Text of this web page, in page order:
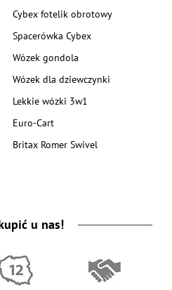
Cybex fotelik obrotowy
Spacerówka Cybex
Wózek gondola
Wózek dla dziewczynki
Lekkie wózki 3w1
Euro-Cart
Britax Romer Swivel
u nas!